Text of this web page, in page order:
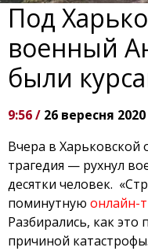
Под
военный
были
9:56 / 26 вересня 2020
Вчера в Харьковской
трагедия — рухнул
десятки человек.
поминутную онлайн-
Разбирались, как это
причиной катастрофы.